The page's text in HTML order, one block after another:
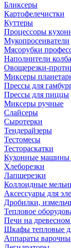
Бликсеры
Картофелечистки
Куттеры
Процессоры
Мукопросеиватели
Мясорубки
Наполнители
Овощерезки-
Миксеры
Прессы для
Прессы для пиццы
Миксеры ручные
Слайсеры
Сыротерки
Тендерайзеры
Тестомесы
Тестораскатки
Кухонные машины
Хлеборезки
Лапшерезки
Коллоидные
Аксессуары для
Дробилки,
Тепловое
Печи на
Шкафы тепловые
Аппараты